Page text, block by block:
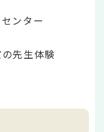
ンター
先生体験